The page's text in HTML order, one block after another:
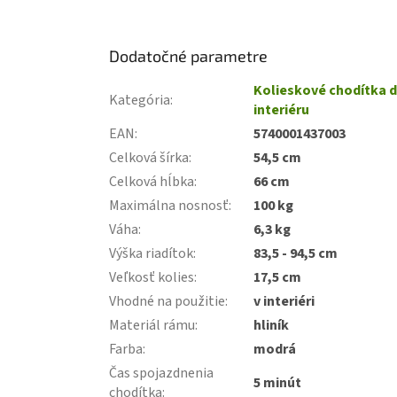
Dodatočné parametre
Kategória:
Kolieskové chodítka
interiéru
EAN:
5740001437003
Celková šírka:
54,5 cm
Celková hĺbka:
66 cm
Maximálna nosnosť:
100 kg
Váha:
6,3 kg
Výška riadítok:
83,5 - 94,5 cm
Veľkosť kolies:
17,5 cm
Vhodné na použitie:
v interiéri
Materiál rámu:
hliník
Farba:
modrá
Čas spojazdnenia
chodítka: 5 minút